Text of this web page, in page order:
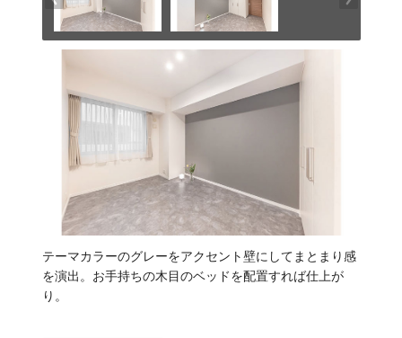
テーマカラーのグレーをアクセント壁にしてまとまり感
を演出。お手持ちの木目のベッドを配置すれば仕上が
り。